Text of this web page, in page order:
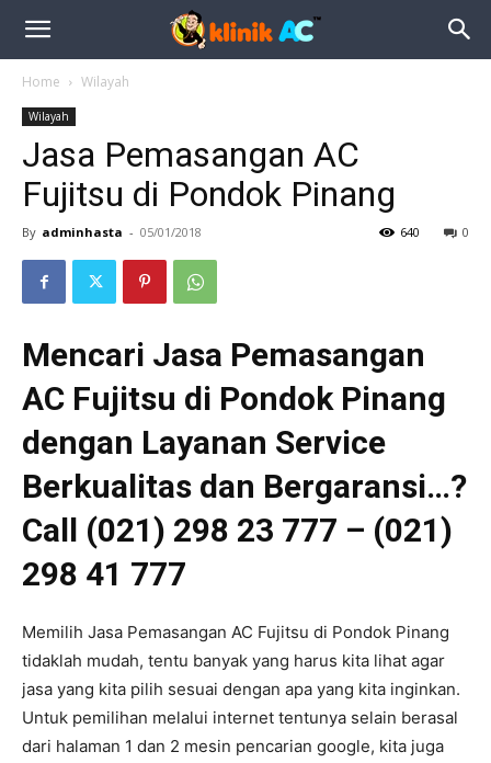
Home Wilayah
Wilayah
Jasa Pemasangan AC
Fujitsu di Pondok Pinang
By adminhasta - 05/01/2018 0
640
Mencari Jasa Pemasangan
AC Fujitsu di Pondok Pinang
dengan Layanan Service
Berkualitas dan Bergaransi…?
Call (021) 298 23 777 – (021)
298 41 777
Memilih Jasa Pemasangan AC Fujitsu di Pondok Pinang
tidaklah mudah, tentu banyak yang harus kita lihat agar
jasa yang kita pilih sesuai dengan apa yang kita inginkan.
Untuk pemilihan melalui internet tentunya selain berasal
dari halaman 1 dan 2 mesin pencarian google, kita juga